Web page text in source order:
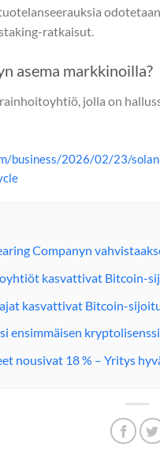
ratkaisut.
asema markkinoilla?
jolla on
business/2026/02/23/
Companyn
kasvattivat Bitcoin-
kasvattivat Bitcoin-
ensimmäisen
nousivat 18 % – Yritys